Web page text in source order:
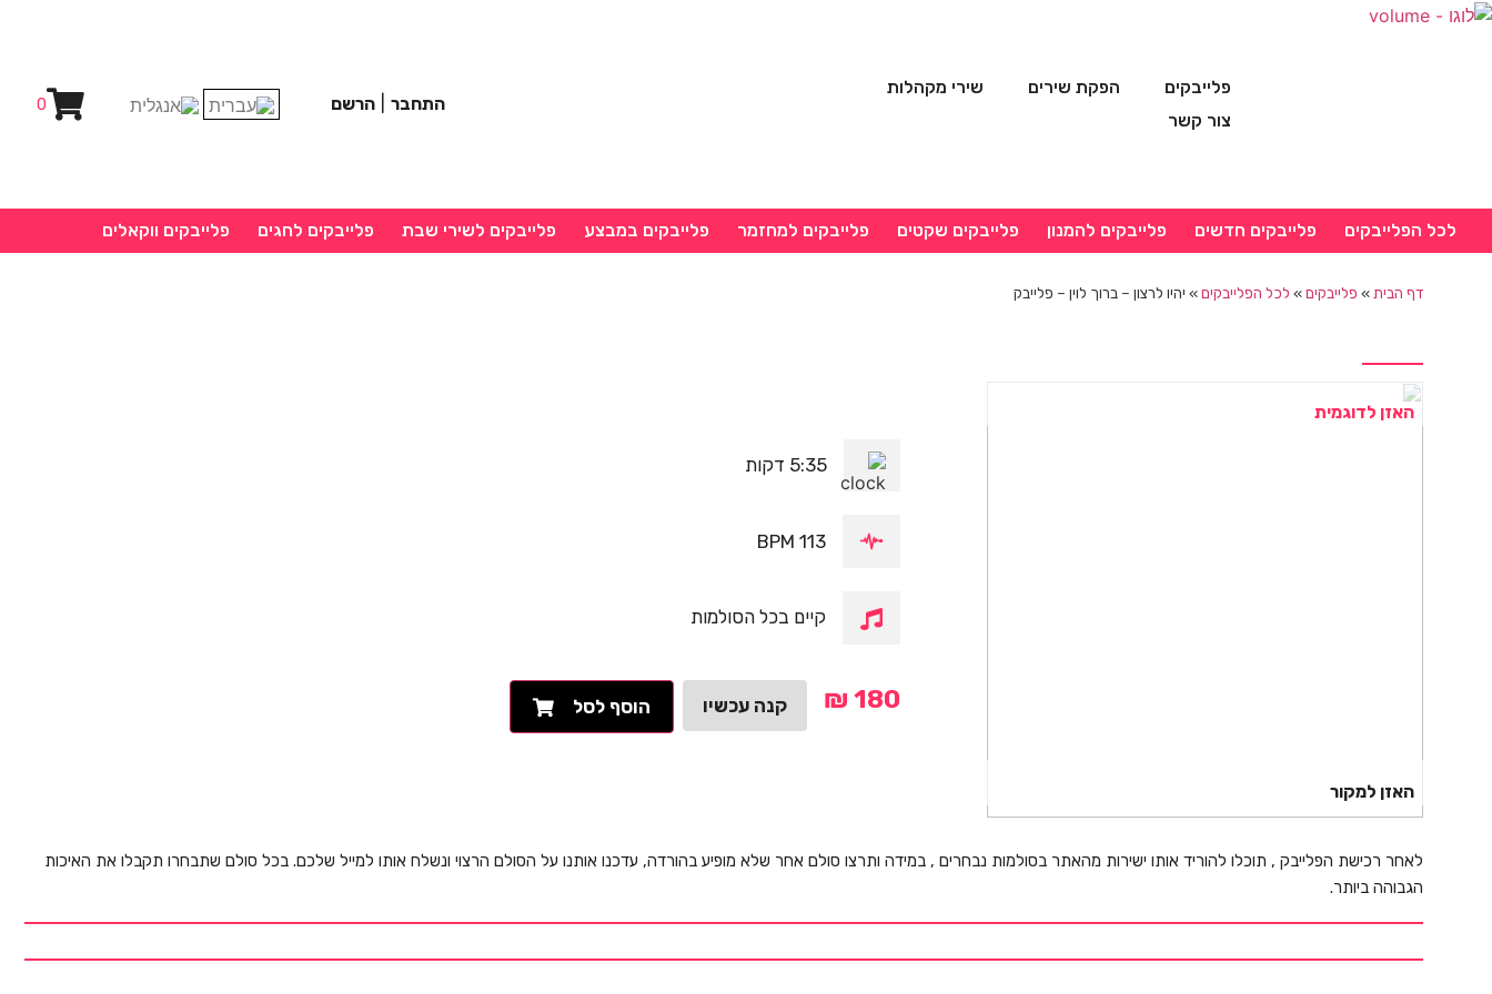
פלייבקים הפקת שירים
שירי מקהלות
צור קשר
התחבר הרשם 0
לכל הפלייבקים פלייבקים חדשים פלייבקים להמנון פלייבקים שקטים פלייבקים למחזמר פלייבקים במבצע פלייבקים לשירי שבת פלייבקים לחגים פלייבקים ווקאלים
דף הבית » פלייבקים» לכל הפלייבקים» יהיו לרצון – ברוך לוין – פלייבק
האזן לדוגמית
האזן למקור
5:35 דקות
113 BPM
קיים בכל הסולמות
₪ 180 קנה עכשיו הוסף לסל
לאחר רכישת הפלייבק , תוכלו להוריד אותו ישירות מהאתר בסולמות נבחרים , במידה ותרצו סולם אחר שלא מופיע בהורדה, עדכנו אותנו על הסולם הרצוי ונשלח אותו למייל שלכם. בכל סולם שתבחרו תקבלו את האיכות
הגבוהה ביותר.